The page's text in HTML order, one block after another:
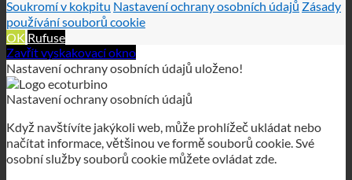
používání souborů cookie
OKRufuse
Zavřít vyskakovací okno
Nastavení ochrany osobních údajů uloženo!
Nastavení ochrany osobních údajů
načítat informace, většinou ve formě souborů cookie. Své
osobní služby souborů cookie můžete ovládat zde.